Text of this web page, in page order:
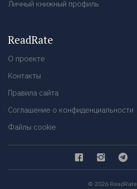
Личный книжный профиль
ReadRate
О проекте
Контакты
Правила сайта
Соглашение о конфиденциальности
Файлы cookie
© 2026 ReadRate